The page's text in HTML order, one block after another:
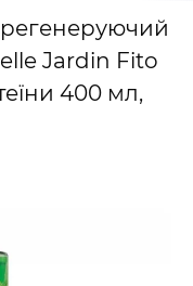
Jardin Fito
400 мл,